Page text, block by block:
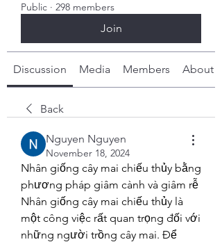
Public · 298 members
Join
Discussion Media Members About
Back
Nguyen Nguyen
November 18, 2024
Nhân giống cây mai chiếu thủy bằng
phương pháp giâm cành và giâm rễ
Nhân giống cây mai chiếu thủy là
một công việc rất quan trọng đối với
những người trồng cây mai. Để